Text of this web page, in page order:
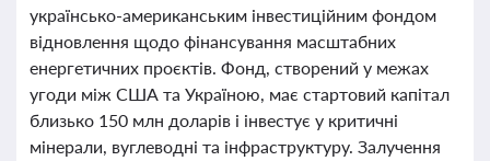
українсько-американським інвестиційним фондом
відновлення щодо фінансування масштабних
енергетичних проєктів. Фонд, створений у межах
угоди між США та Україною, має стартовий капітал
близько 150 млн доларів і інвестує у критичні
мінерали, вуглеводні та інфраструктуру. Залучення